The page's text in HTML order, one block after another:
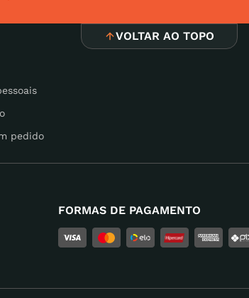
VOLTAR AO TOPO
pedido
FORMAS DE PAGAMENTO